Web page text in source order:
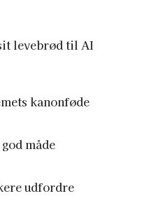
levebrød til AI
kanonføde
måde
udfordre